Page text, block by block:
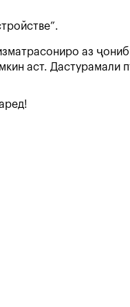
аз
аст. Дастурамали